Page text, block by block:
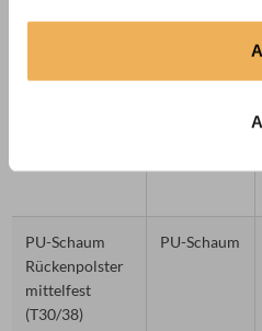
Kaltschaum
PU-Schaum
Rückenpolster
mittelfest
(T30/38)
PU-Schaum